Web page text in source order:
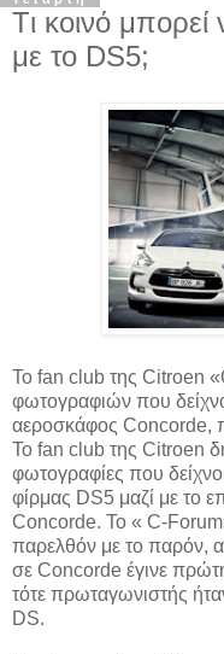
Tι κοινό
με το DS5;
Το fan club της Citroen
φωτογραφιών που
αεροσκάφος Concorde,
Το fan club της Citroen
φωτογραφίες που
φίρμας DS5 μαζί με το
Concorde. Το « C-
παρελθόν με το παρόν,
σε Concorde έγινε
τότε πρωταγωνιστής
DS.